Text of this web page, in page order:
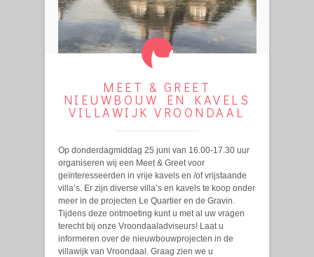
MEET & GREET
NIEUWBOUW EN KAVELS
VILLAWIJK VROONDAAL
Op donderdagmiddag 25 juni van 16.00-17.30 uur
organiseren wij een Meet & Greet voor
geïnteresseerden in vrije kavels en /of vrijstaande
villa’s. Er zijn diverse villa’s en kavels te koop onder
meer in de projecten Le Quartier en de Gravin.
Tijdens deze ontmoeting kunt u met al uw vragen
terecht bij onze Vroondaaladviseurs! Laat u
informeren over de nieuwbouwprojecten in de
villawijk van Vroondaal. Graag zien we u